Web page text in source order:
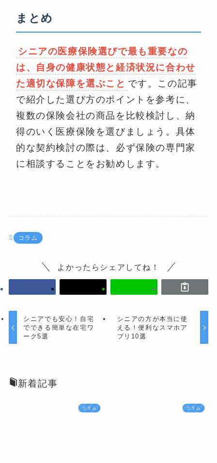
まとめ
シニアの医療保険選びで最も重要なの
は、自身の健康状態と経済状況に合わせ
た適切な保障を選ぶこと です。この記事
で紹介した選び方のポイントを参考に、
複数の保険会社の商品を比較検討し、納
得のいく医療保険を選びましょう。具体
的な契約検討の際は、必ず保険の専門家
に相談することをお勧めします。
コラム
よかったらシェアしてね！
シニアでも安心！自宅
でできる簡単な在宅ワ
ーク5選
シニアの方が本当に使
える！便利なスマホア
プリ10選
新着記事
コラム コラム